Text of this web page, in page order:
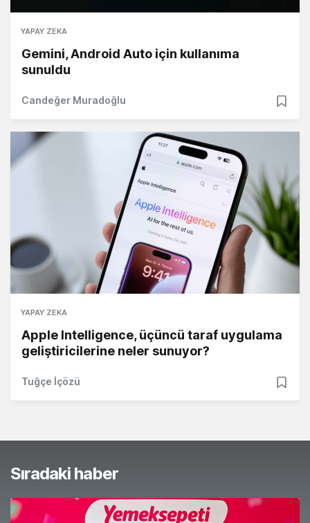
YAPAY ZEKA
Gemini, Android Auto için kullanıma
sunuldu
Candeğer Muradoğlu
YAPAY ZEKA
Apple Intelligence, üçüncü taraf uygulama
geliştiricilerine neler sunuyor?
Tuğçe İçözü
Sıradaki haber